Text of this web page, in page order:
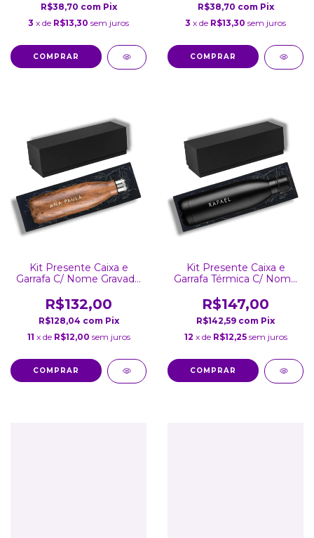
R$38,70 com Pix
3 x de R$13,30 sem juros
COMPRAR
R$38,70 com Pix
3 x de R$13,30 sem juros
COMPRAR
Kit Presente Caixa e
Garrafa C/ Nome Gravado
R$132,00
R$128,04 com Pix
11 x de R$12,00 sem juros
Kit Presente Caixa e
Garrafa Térmica C/ Nome
Ml
R$147,00
R$142,59 com Pix
12 x de R$12,25 sem juros